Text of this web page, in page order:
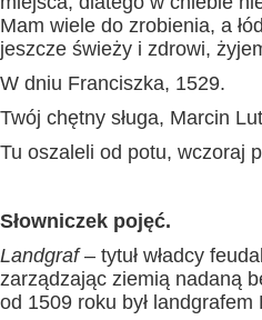
Mam wiele do zrobienia, a
jeszcze świeży i zdrowi,
W dniu Franciszka, 1529.
Twój chętny sługa, Marcin
Tu oszaleli od potu, wczoraj
Słowniczek pojęć.
Landgraf– tytuł władcy
zarządzając ziemią nadaną
od 1509 roku był landgrafem